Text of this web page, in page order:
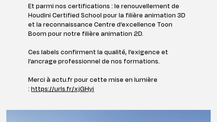
Et parmi nos certifications : le renouvellementde
Houdini Certified School pour la filière animation 3D
et la reconnaissance Centre d’excellence Toon
Boom pour notre filière animation 2D.
Ces labels confirment la qualité, l’exigence et
l’ancrage professionnel de nos formations.
Merci à actu.fr pour cette mise en lumière
:https://urls.fr/xjGHyi